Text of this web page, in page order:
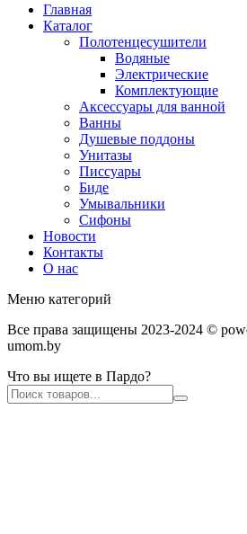
Главная
Каталог
Полотенцесушители
Водяные
Электрические
Комплектующие
Аксессуары для ванной
Ванны
Душевые поддоны
Унитазы
Писсуары
Биде
Умывальники
Сифоны
Новости
Контакты
О нас
Меню категорий
Все права защищены 2023-2024 ©
umom.by
Что вы ищете в Пардо?